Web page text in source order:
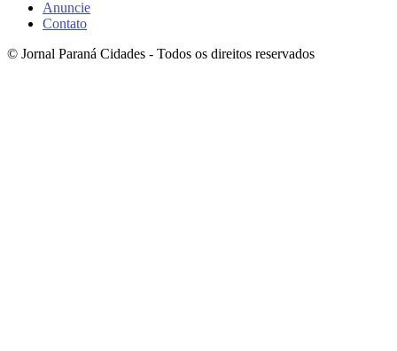
Anuncie
Contato
© Jornal Paraná Cidades - Todos os direitos reservados